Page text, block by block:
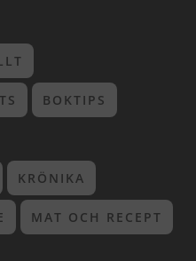
BOKTIPS
KRÖNIKA
MAT OCH RECEPT